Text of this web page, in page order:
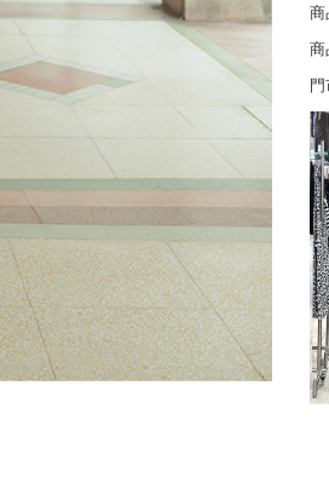
商
商